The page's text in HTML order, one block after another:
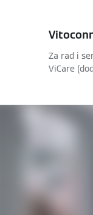
Za rad i
ViCare